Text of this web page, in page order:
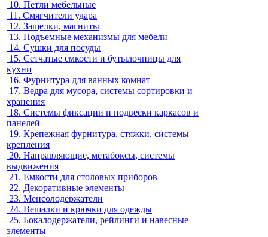
10. Петли мебельные
11. Смягчители удара
12. Защелки, магниты
13. Подъемные механизмы для мебели
14. Сушки для посуды
15. Сетчатые емкости и бутылочницы для
кухни
16. Фурнитура для ванных комнат
17. Ведра для мусора, системы сортировки и
хранения
18. Системы фиксации и подвески каркасов и
панелей
19. Крепежная фурнитура, стяжки, системы
крепления
20. Направляющие, метабоксы, системы
выдвижения
21. Емкости для столовых приборов
22. Декоративные элементы
23. Менсолодержатели
24. Вешалки и крючки для одежды
25. Бокалодержатели, рейлинги и навесные
элементы